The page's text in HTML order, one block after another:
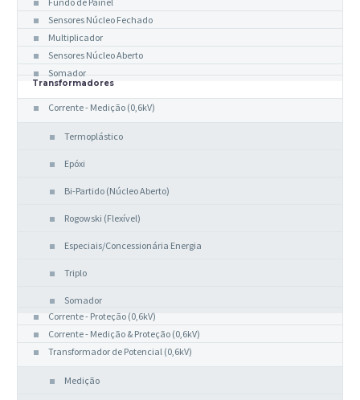
Sensores Núcleo Fechado
Multiplicador
Sensores Núcleo Aberto
Somador
Transformadores
Corrente - Medição (0,6kV)
Termoplástico
Epóxi
Bi-Partido (Núcleo Aberto)
Rogowski (Flexível)
Especiais/Concessionária Energia
Triplo
Somador
Corrente - Proteção (0,6kV)
Corrente - Medição & Proteção (0,6kV)
Transformador de Potencial (0,6kV)
Medição